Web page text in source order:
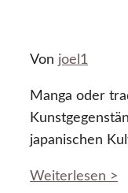
Von joel1
Manga oder
japanischen
Weiterlesen >